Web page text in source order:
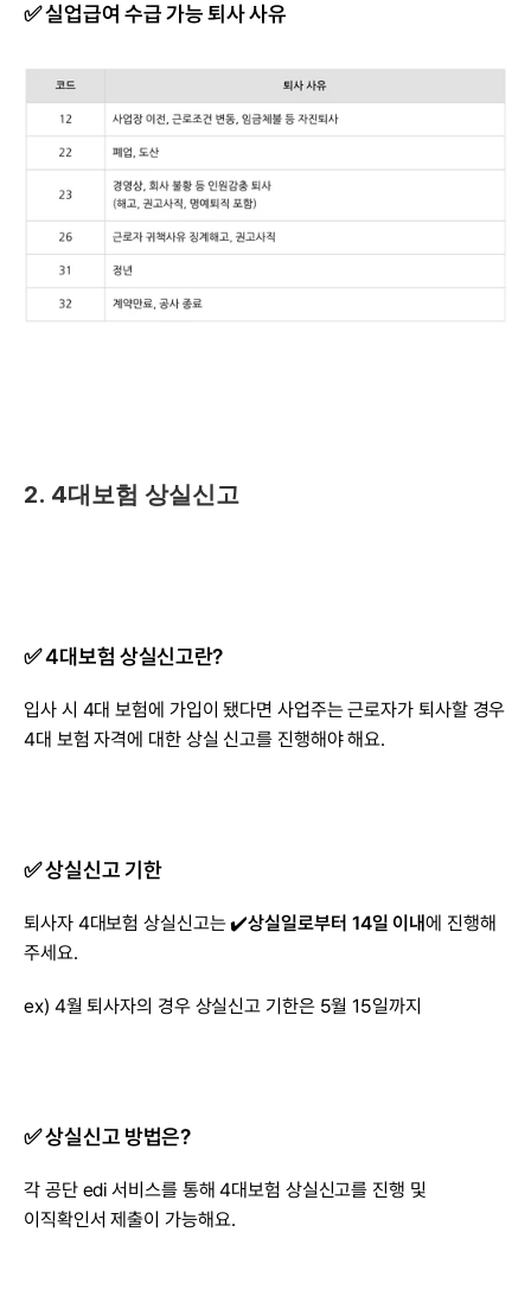
✅ 실업급여 수급 가능 퇴사 사유
2. 4대보험 상실신고
✅ 4대보험 상실신고란?
입사 시 4대 보험에 가입이 됐다면 사업주는 근로자가 퇴사할 경우
4대 보험 자격에 대한 상실 신고를 진행해야 해요.
✅ 상실신고 기한
퇴사자 4대보험 상실신고는 ✔️상실일로부터 14일 이내에 진행해
주세요.
ex) 4월 퇴사자의 경우 상실신고 기한은 5월 15일까지
✅ 상실신고 방법은?
각 공단 edi 서비스를 통해 4대보험 상실신고를 진행 및
이직확인서 제출이 가능해요.